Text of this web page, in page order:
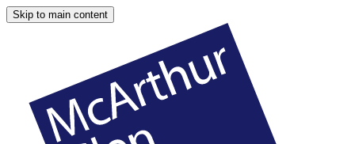
Skip to main content